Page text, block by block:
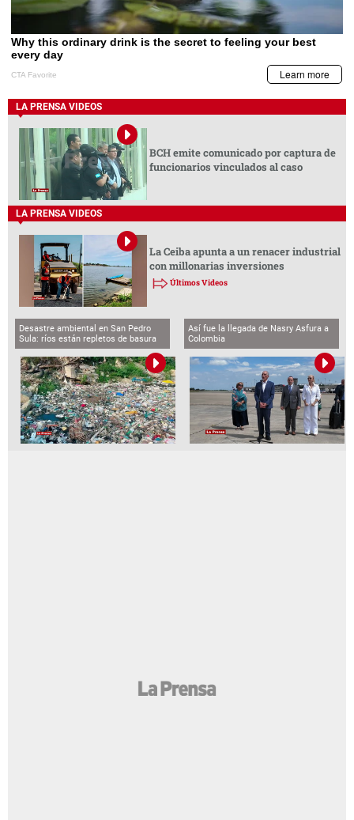
LA PRENSA VIDEOS
BCH emite comunicado por captura de
funcionarios vinculados al caso
LA PRENSA VIDEOS
La Ceiba apunta a un renacer industrial
con millonarias inversiones
Últimos Videos
Desastre ambiental en San Pedro
Sula: ríos están repletos de basura
Así fue la llegada de Nasry Asfura a
Colombia